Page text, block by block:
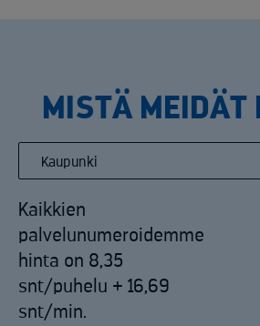
MISTÄ MEIDÄT
Kaikkien
palvelunumeroidemme
hinta on 8,35
snt/puhelu + 16,69
snt/min.